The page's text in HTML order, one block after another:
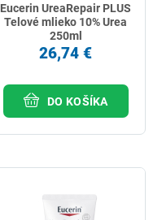
Eucerin UreaRepair PLUS
Telové mlieko 10% Urea
250ml
26,74 €
DO KOŠÍKA